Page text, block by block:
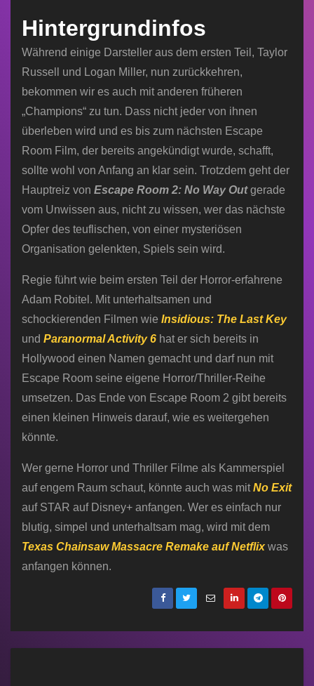
Hintergrundinfos
Während einige Darsteller aus dem ersten Teil, Taylor
Russell und Logan Miller, nun zurückkehren,
bekommen wir es auch mit anderen früheren
„Champions“ zu tun. Dass nicht jeder von ihnen
überleben wird und es bis zum nächsten Escape
Room Film, der bereits angekündigt wurde, schafft,
sollte wohl von Anfang an klar sein. Trotzdem geht der
Hauptreiz von Escape Room 2: No Way Outgerade
vom Unwissen aus, nicht zu wissen, wer das nächste
Opfer des teuflischen, von einer mysteriösen
Organisation gelenkten, Spiels sein wird.
Regie führt wie beim ersten Teil der Horror-erfahrene
Adam Robitel. Mit unterhaltsamen und
schockierenden Filmen wie Insidious: The Last Key
und Paranormal Activity 6 hat er sich bereits in
Hollywood einen Namen gemacht und darf nun mit
Escape Room seine eigene Horror/Thriller-Reihe
umsetzen. Das Ende von Escape Room 2 gibt bereits
einen kleinen Hinweis darauf, wie es weitergehen
könnte.
Wer gerne Horror und Thriller Filme als Kammerspiel
auf engem Raum schaut, könnte auch was mit No Exit
auf STAR auf Disney+ anfangen. Wer es einfach nur
blutig, simpel und unterhaltsam mag, wird mit dem
Texas Chainsaw Massacre Remake auf Netflixwas
anfangen können.